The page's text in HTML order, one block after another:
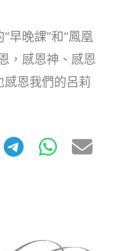
早晚課”和“鳳凰
，感恩神、感恩
感恩我們的呂莉